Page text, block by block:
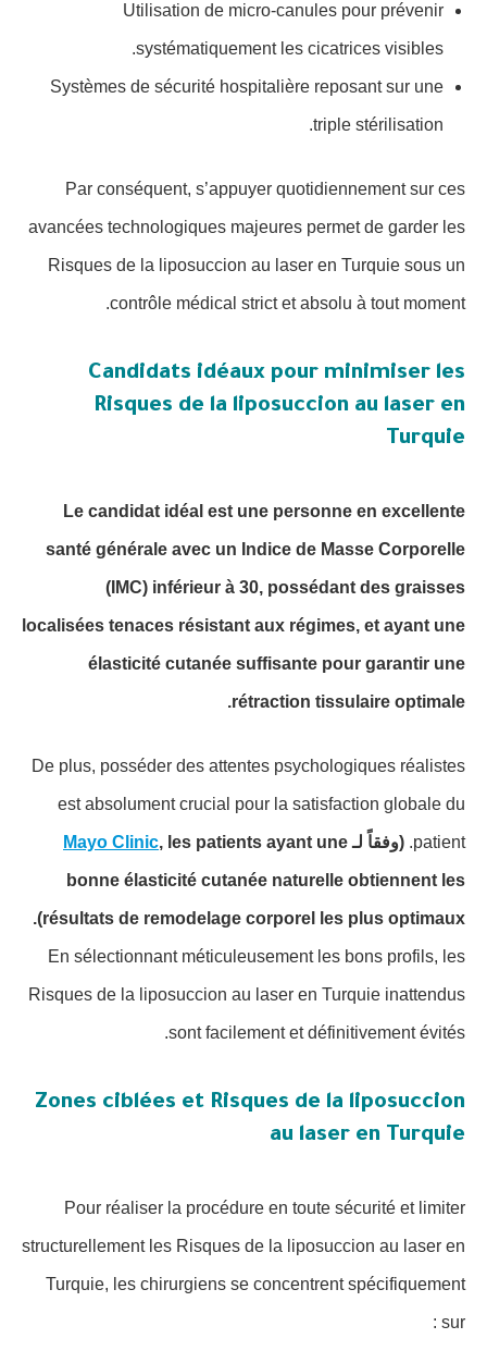
Utilisation de micro-canules pour prévenir
systématiquement les cicatrices visibles.
Systèmes de sécurité hospitalière reposant sur une
triple stérilisation.
Par conséquent, s’appuyer quotidiennement sur ces
avancées technologiques majeures permet de garder les
Risques de la liposuccion au laser en Turquie sous un
contrôle médical strict et absolu à tout moment.
Candidats idéaux pour minimiser les
Risques de la liposuccion au laser en
Turquie
Le candidat idéal est une personne en excellente
santé générale avec un Indice de Masse Corporelle
(IMC) inférieur à 30, possédant des graisses
localisées tenaces résistant aux régimes, et ayant une
élasticité cutanée suffisante pour garantir une
rétraction tissulaire optimale.
De plus, posséder des attentes psychologiques réalistes
est absolument crucial pour la satisfaction globale du
patient. (وفقاً لـ Mayo Clinic, les patients ayant une
bonne élasticité cutanée naturelle obtiennent les
résultats de remodelage corporel les plus optimaux).
En sélectionnant méticuleusement les bons profils, les
Risques de la liposuccion au laser en Turquie inattendus
sont facilement et définitivement évités.
Zones ciblées et Risques de la liposuccion
au laser en Turquie
Pour réaliser la procédure en toute sécurité et limiter
structurellement les Risques de la liposuccion au laser en
Turquie, les chirurgiens se concentrent spécifiquement
sur :